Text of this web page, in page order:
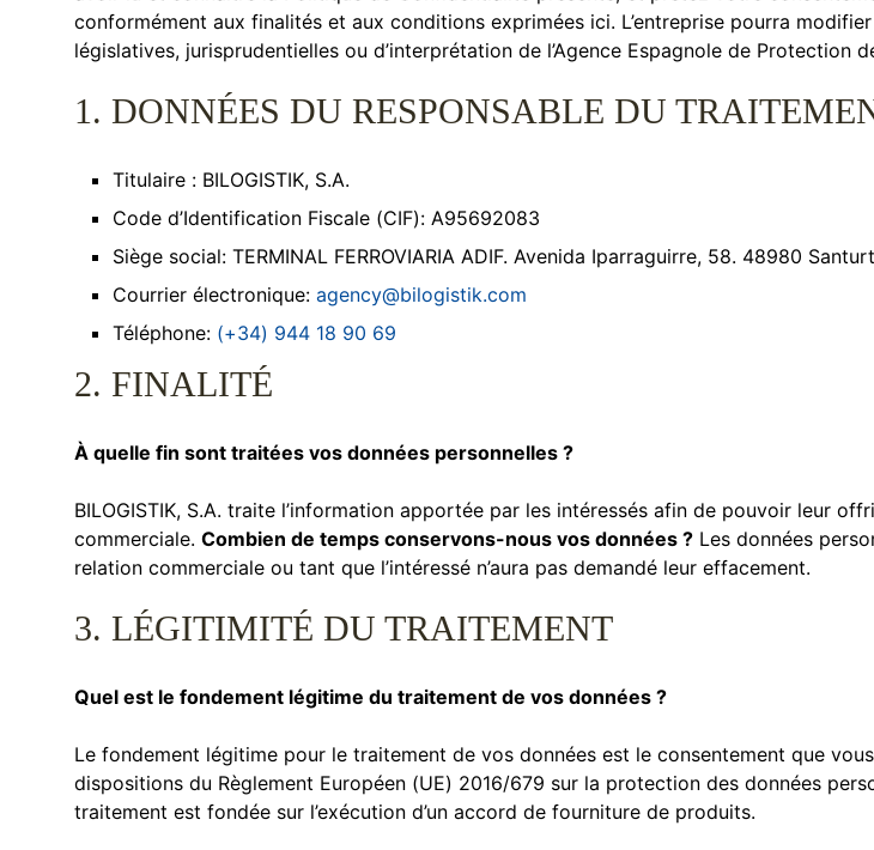
conformément aux finalités et aux conditions exprimées ici. L’entreprise pourra
législatives, jurisprudentielles ou d’interprétation de l’Agence Espagnole de Protection
1. DONNÉES DU RESPONSABLE DU
Titulaire : BILOGISTIK, S.A.
Code d’Identification Fiscale (CIF): A95692083
Siège social: TERMINAL FERROVIARIA ADIF. Avenida Iparraguirre, 58. 48980
Courrier électronique: agency@bilogistik.com
Téléphone: (+34) 944 18 90 69
2. FINALITÉ
À quelle fin sont traitées vos données personnelles ?
BILOGISTIK, S.A. traite l’information apportée par les intéressés afin de pouvoir leur
commerciale. Combien de temps conservons-nous vos données ? Les données
relation commerciale ou tant que l’intéressé n’aura pas demandé leur effacement.
3. LÉGITIMITÉ DU TRAITEMENT
Quel est le fondement légitime du traitement de vos données ?
Le fondement légitime pour le traitement de vos données est le consentement que
dispositions du Règlement Européen (UE) 2016/679 sur la protection des données
traitement est fondée sur l’exécution d’un accord de fourniture de produits.